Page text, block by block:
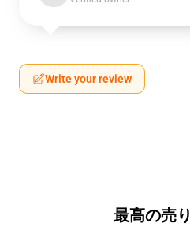
Write your review
最高の売